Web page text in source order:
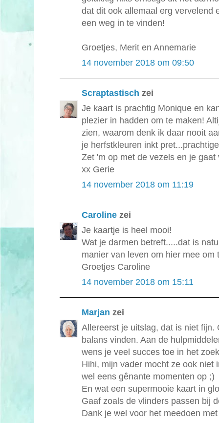
dat dit ook allemaal erg vervelend
een weg in te vinden!
Groetjes, Merit en Annemarie
14 november 2018 om 09:50
Scraptastisch zei
Je kaart is prachtig Monique en
plezier in hadden om te maken!
zien, waarom denk ik daar nooit
je herfstkleuren inkt
Zet 'm op met de vezels en je
xx Gerie
14 november 2018 om 11:19
Caroline zei
Je kaartje is heel mooi!
Wat je darmen betreft.....dat is
manier van leven om hier mee om
Groetjes Caroline
14 november 2018 om 15:11
Marjan zei
Allereerst je uitslag, dat is niet
balans vinden. Aan de
wens je veel succes toe in het
Hihi, mijn vader mocht ze ook niet
wel eens gênante momenten op ;)
En wat een supermooie kaart in
Gaaf zoals de vlinders passen bij
Dank je wel voor het meedoen